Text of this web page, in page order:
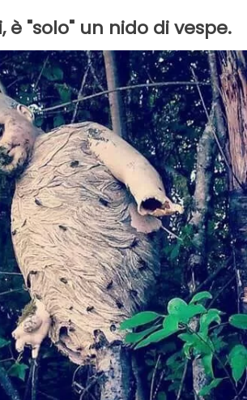
è "solo" un nido di vespe.